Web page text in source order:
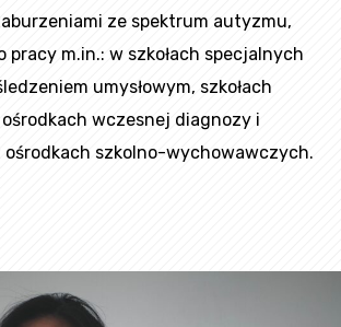
ze spektrum autyzmu,
m.in.: w szkołach specjalnych
umysłowym, szkołach
wczesnej diagnozy i
szkolno-wychowawczych.